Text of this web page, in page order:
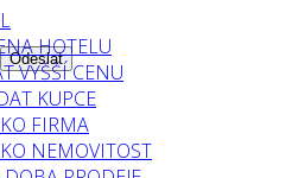
HOTELU
VYŠŠÍ CENU
KUPCE
FIRMA
NEMOVITOST